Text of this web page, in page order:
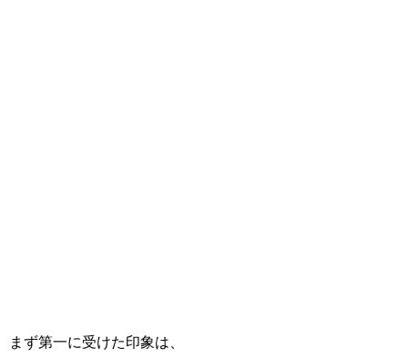
まず第一に受けた印象は、